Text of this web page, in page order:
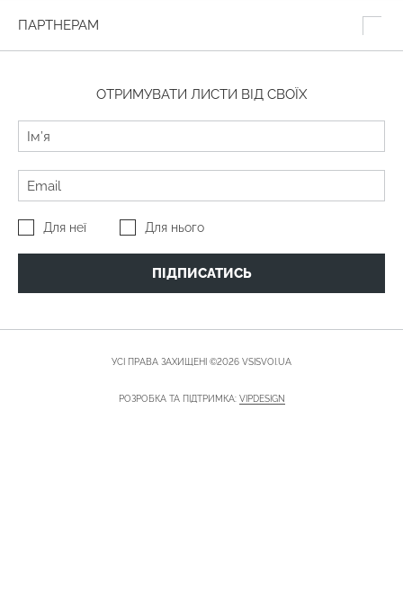
ПАРТНЕРАМ
ОТРИМУВАТИ ЛИСТИ ВІД СВОЇХ
Для неї Для нього
ПІДПИСАТИСЬ
УСІ ПРАВА ЗАХИЩЕНІ ©2026 VSISVOI.UA
РОЗРОБКА ТА ПІДТРИМКА: VIPDESIGN